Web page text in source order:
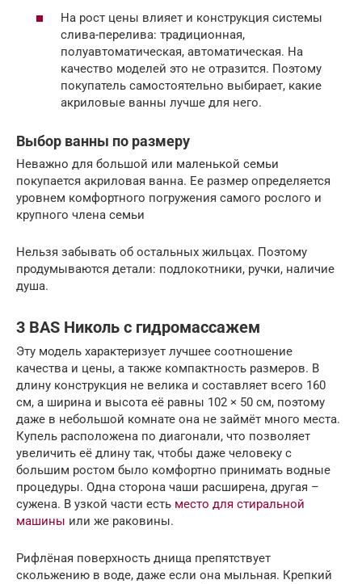
На рост цены влияет и конструкция системы
слива-перелива: традиционная,
полуавтоматическая, автоматическая. На
качество моделей это не отразится. Поэтому
покупатель самостоятельно выбирает, какие
акриловые ванны лучше для него.
Выбор ванны по размеру
Неважно для большой или маленькой семьи
покупается акриловая ванна. Ее размер определяется
уровнем комфортного погружения самого рослого и
крупного члена семьи
Нельзя забывать об остальных жильцах. Поэтому
продумываются детали: подлокотники, ручки, наличие
душа.
3 BAS Николь с гидромассажем
Эту модель характеризует лучшее соотношение
качества и цены, а также компактность размеров. В
длину конструкция не велика и составляет всего 160
см, а ширина и высота её равны 102 × 50 см, поэтому
даже в небольшой комнате она не займёт много места.
Купель расположена по диагонали, что позволяет
увеличить её длину так, чтобы даже человеку с
большим ростом было комфортно принимать водные
процедуры. Одна сторона чаши расширена, другая –
сужена. В узкой части есть место для стиральной
машины или же раковины.
Рифлёная поверхность днища препятствует
скольжению в воде, даже если она мыльная. Крепкий